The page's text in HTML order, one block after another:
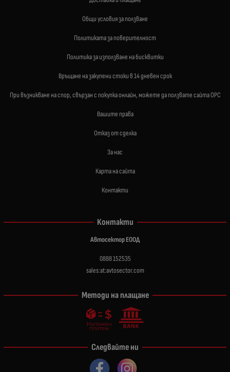
Общи условия за ползване
Политиката за поверителност
Политика за използване на бисквитки
Връщане на закупени стоки в 14 дневен срок
При възникване на спор, свързан с покупка онлайн, можете да ползвате сайта ОРС
Вашите права
Отказ от сделка
За нас
Карта на сайта
Контакти
Контакти
Автосектор ЕООД
0888 152535
sales:at:avtosector.com
Методи на плащане
Следвайте ни